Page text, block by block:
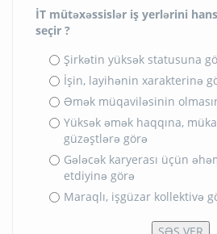
İT mütəxəssislər iş yerlərini
seçir ?
Şirkətin yüksək statusuna
İşin, layihənin xarakterinə
Əmək müqaviləsinin
Yüksək əmək haqqına,
güzəştlərə görə
Gələcək karyerası üçün
etdiyinə görə
Maraqlı, işgüzar kollektivə